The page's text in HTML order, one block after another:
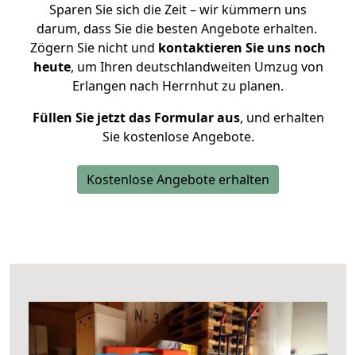
Sparen Sie sich die Zeit – wir kümmern uns
darum, dass Sie die besten Angebote erhalten.
Zögern Sie nicht und kontaktieren Sie uns noch
heute, um Ihren deutschlandweiten Umzug von
Erlangen nach Herrnhut zu planen.
Füllen Sie jetzt das Formular aus, und erhalten
Sie kostenlose Angebote.
Kostenlose Angebote erhalten